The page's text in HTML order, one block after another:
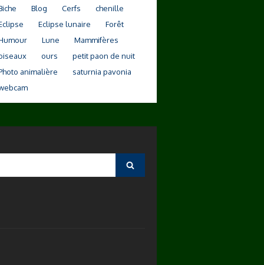
Blog Cerfs
chenille
Eclipse lunaire
Forêt
Lune
Mammifères
ours
petit paon de nuit
animalière
saturnia pavonia
Search